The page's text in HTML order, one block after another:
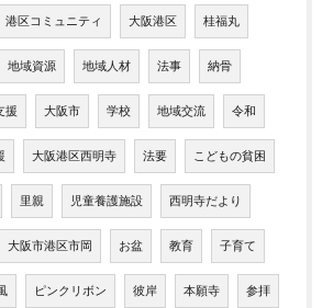
港区コミュニティ 大阪港区 桂福丸
地域資源 地域人材 法事 納骨
援 大阪市 学校 地域交流 令和
大阪港区西明寺 法要 こどもの貧困
里親 児童養護施設 西明寺だより
大阪市港区市岡 お盆 教育 子育て
ピンクリボン 彼岸 本願寺 参拝